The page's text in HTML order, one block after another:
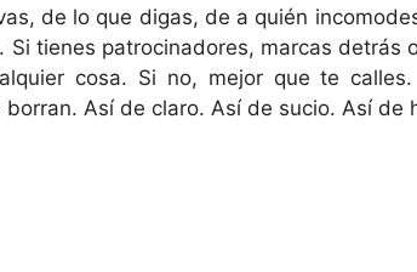
de lo que digas, de a quién
Si tienes patrocinadores, marcas detrás
cosa. Si no, mejor que te
Así de claro. Así de sucio. Así de